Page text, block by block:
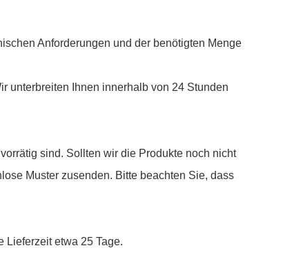
Anforderungen und der benötigten Menge
unterbreiten Ihnen innerhalb von 24 Stunden
sind. Sollten wir die Produkte noch nicht
Muster zusenden. Bitte beachten Sie, dass
Lieferzeit etwa 25 Tage.